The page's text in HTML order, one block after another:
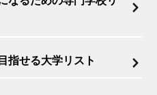
指せる大学リスト